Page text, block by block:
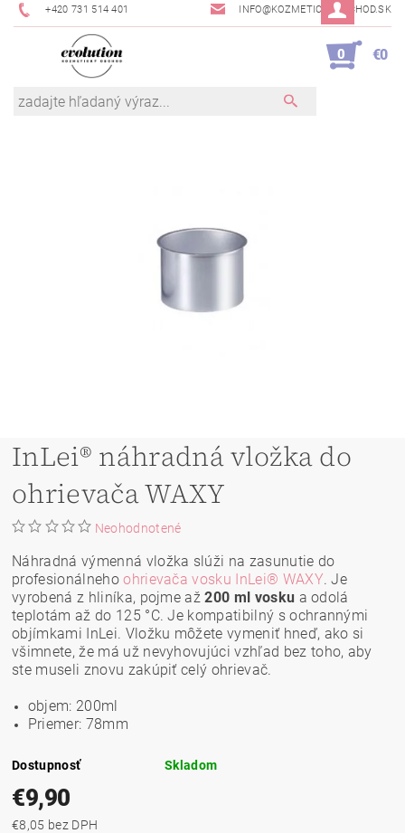
+420 731 514 401 INFO@KOZMETICKYOBCHOD.SK
0 €0
InLei® náhradná vložka do
ohrievača WAXY
Neohodnotené
Náhradná výmenná vložka slúži na zasunutie do
profesionálnehoohrievača vosku InLei® WAXY. Je
vyrobená z hliníka, pojme až200 ml vosku a odolá
teplotám až do 125 °C. Je kompatibilný s ochrannými
objímkami InLei. Vložku môžete vymeniť hneď, ako si
všimnete, že má už nevyhovujúci vzhľad bez toho, aby
ste museli znovu zakúpiť celý ohrievač.
objem: 200ml
Priemer: 78mm
Dostupnosť Skladom
€9,90
€8,05 bez DPH